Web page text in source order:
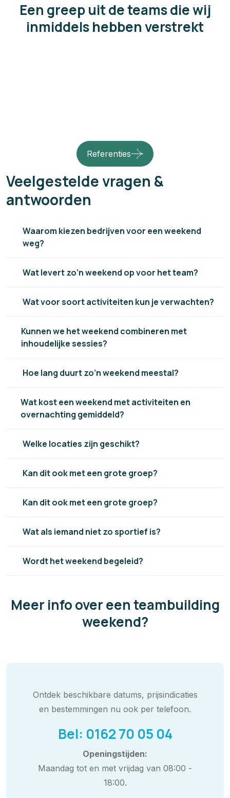
Een greep uit de teams die wij
inmiddels hebben verstrekt
Referenties
Veelgestelde vragen &
antwoorden
Waarom kiezen bedrijven voor een weekend
weg?
Wat levert zo’n weekend op voor het team?
Wat voor soort activiteiten kun je verwachten?
Kunnen we het weekend combineren met
inhoudelijke sessies?
Hoe lang duurt zo’n weekend meestal?
Wat kost een weekend met activiteiten en
overnachting gemiddeld?
Welke locaties zijn geschikt?
Kan dit ook met een grote groep?
Kan dit ook met een grote groep?
Wat als iemand niet zo sportief is?
Wordt het weekend begeleid?
Meer info over een teambuilding
weekend?
Ontdek beschikbare datums, prijsindicaties
en bestemmingen nu ook per telefoon.
Bel: 0162 70 05 04
Openingstijden:
Maandag tot en met vrijdag van 08:00 -
18:00.